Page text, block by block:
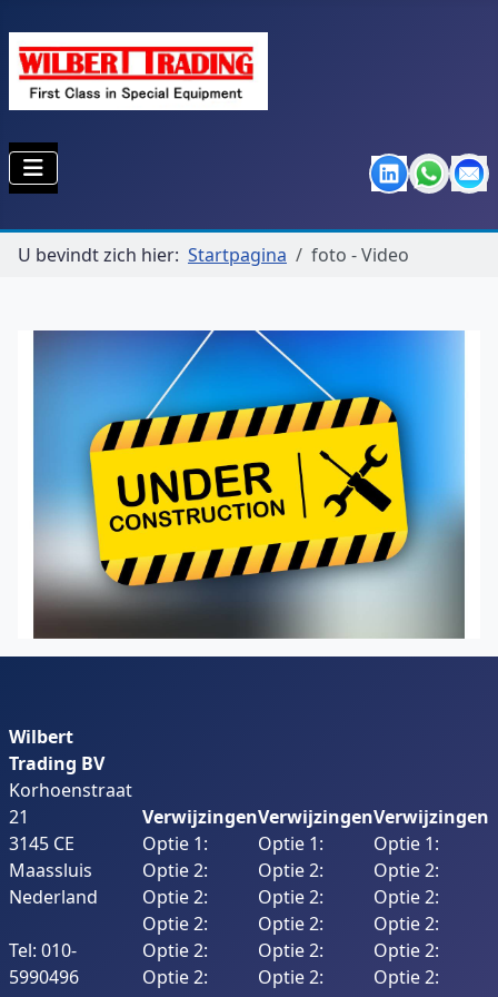
U bevindt zich hier: Startpagina foto - Video
Wilbert
Trading BV
Korhoenstraat
21
3145 CE
Maassluis
Nederland
Tel: 010-
5990496
Verwijzingen
Optie 1:
Optie 2:
Optie 2:
Optie 2:
Optie 2:
Optie 2:
Verwijzingen
Optie 1:
Optie 2:
Optie 2:
Optie 2:
Optie 2:
Optie 2:
Verwijzingen
Optie 1:
Optie 2:
Optie 2:
Optie 2:
Optie 2:
Optie 2: